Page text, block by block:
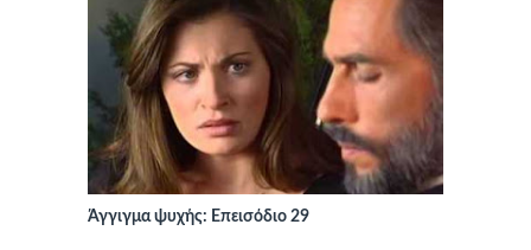
Άγγιγμα ψυχής: Επεισόδιο 29